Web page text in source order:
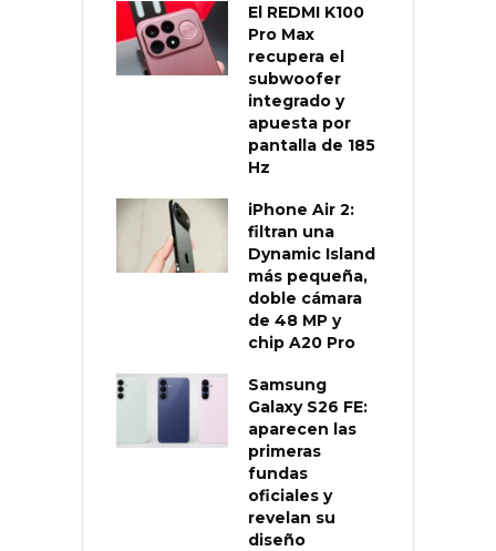
El REDMI K100
Pro Max
recupera el
subwoofer
integrado y
apuesta por
pantalla de 185
Hz
iPhone Air 2:
filtran una
Dynamic Island
más pequeña,
doble cámara
de 48 MP y
chip A20 Pro
Samsung
Galaxy S26 FE:
aparecen las
primeras
fundas
oficiales y
revelan su
diseño